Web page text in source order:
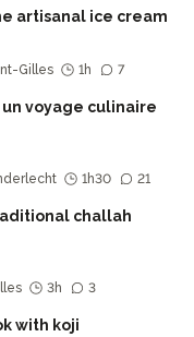
artisanal ice cream
Gilles 1h 7
un voyage culinaire
1h30 21
challah
3h 3
with koji